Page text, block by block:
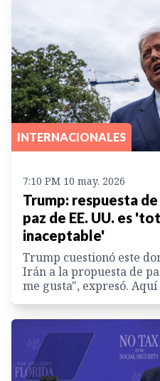
INTERNACIONALES
7:10 PM 10 may. 2026
Trump: respuesta
paz de EE. UU. es
inaceptable'
Trump cuestionó este
Irán a la propuesta de
me gusta", expresó.